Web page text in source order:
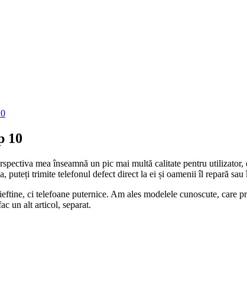
10
mea înseamnă un pic mai multă calitate pentru
puteți trimite telefonul defect direct la ei și oamenii îl repară sau
ci telefoane puternice. Am ales modelele cunoscute, care
un alt articol, separat.